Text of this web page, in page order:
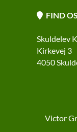
 FIND OS
Skuldelev
Kirkevej 3
4050
Victor